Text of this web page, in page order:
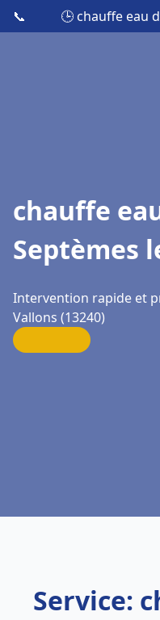
📞 🕒 chauffe eau
chauffe
Septèmes
Intervention rapide et
Vallons (13240)
Service: